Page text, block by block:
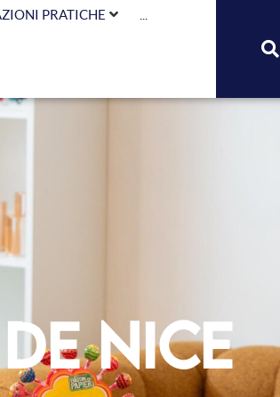
PRATICHE
Nice